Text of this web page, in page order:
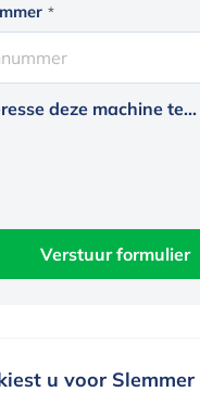
*
deze machine te...
u voor Slemmer